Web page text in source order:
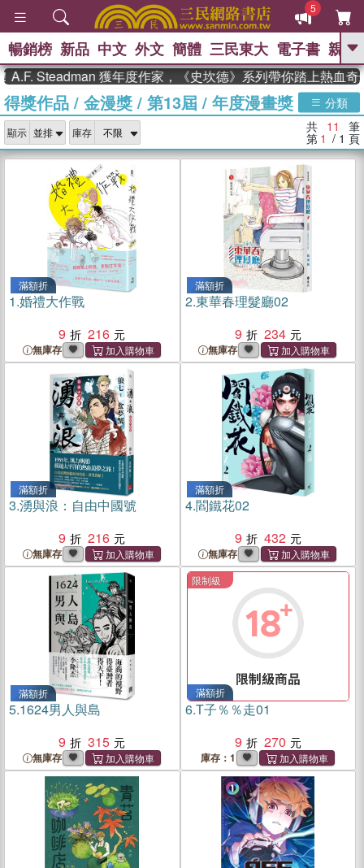
5
GO
熱搜： 東野圭吾 、 The Odyssey 、
父親節 、 如果歷史是一群喵 、 暑期
國際布克獎 臺灣漫遊錄 、 方
念華 、 台灣的李登輝時代 、 數學女
孩：黎曼猜想 、 偉大的迷走神經
暢銷榜 新品 中文 外文 簡體 三民東大 電子書 親子
Steadman 獲年度作家，《史坎德》系列帶你踏上熱血奇幻
得獎作品 / 金漫獎 / 第13屆 / 年度漫畫獎 分類
顯示 庫存 共 11 筆
第 1 / 1 頁
滿額折
1.婚禮大作戰
9
216
無庫存
滿額折
2.東華春理髮廳02
9
234
無庫存
滿額折
3.湧與浪：自由中國號
9
216
無庫存
滿額折
4.閻鐵花02
9
432
無庫存
滿額折
5.1624男人與島
9
315
無庫存
限制級
滿額折
6.T子％％走01
9
270
庫存：1